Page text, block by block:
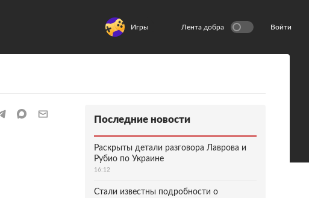
Игры Лента добра Войти
Последние новости
Раскрыты детали разговора Лаврова и
Рубио по Украине
16:12
Стали известны подробности о